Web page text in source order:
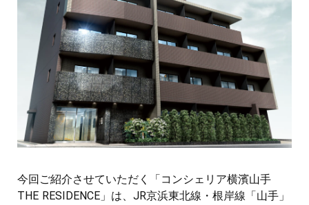
今回ご紹介させていただく「コンシェリア横濱山手
THE RESIDENCE」は、JR京浜東北線・根岸線「山手」